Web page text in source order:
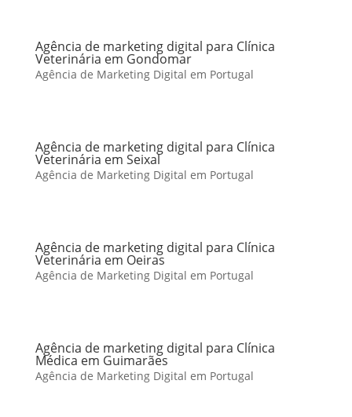
Agência de marketing digital para Clínica
Veterinária em Gondomar
Agência de Marketing Digital em Portugal
Agência de marketing digital para Clínica
Veterinária em Seixal
Agência de Marketing Digital em Portugal
Agência de marketing digital para Clínica
Veterinária em Oeiras
Agência de Marketing Digital em Portugal
Agência de marketing digital para Clínica
Médica em Guimarães
Agência de Marketing Digital em Portugal